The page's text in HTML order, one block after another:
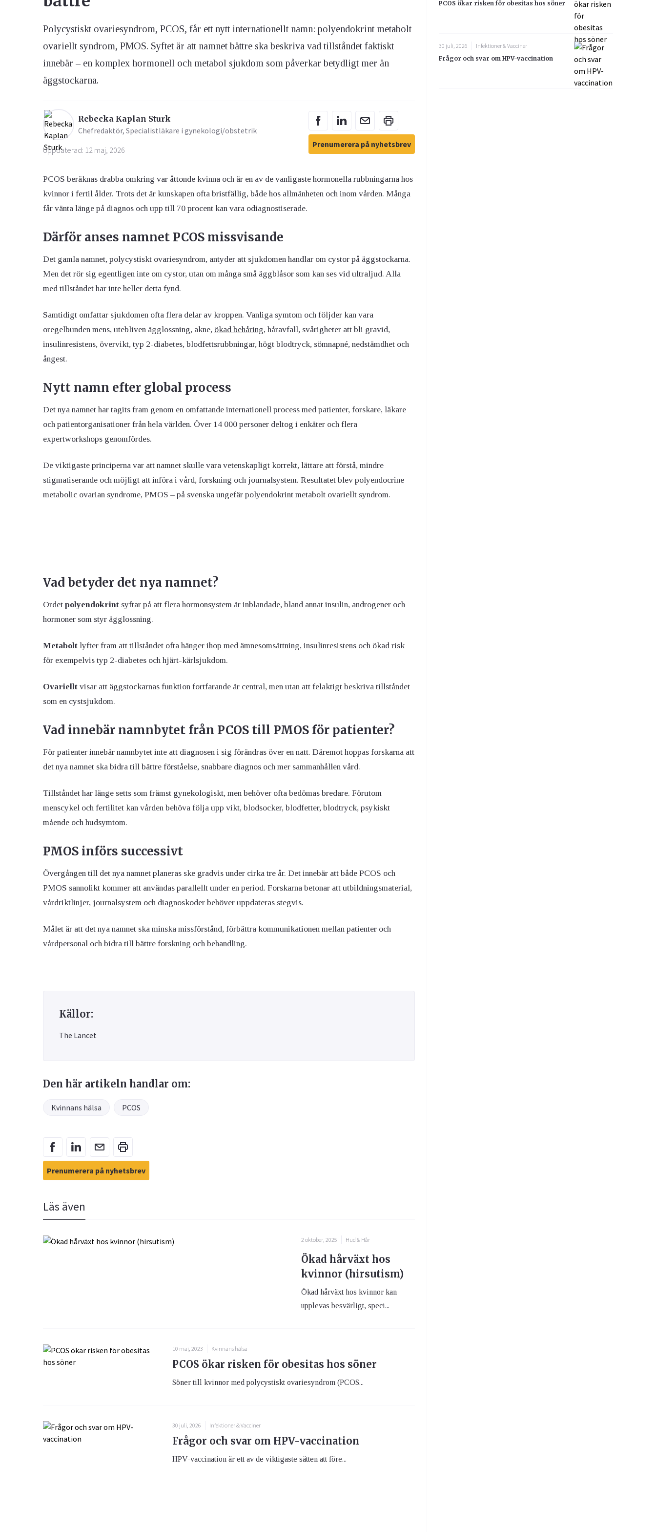
Ögon & Öron
Övervikt
Polycystiskt ovariesyndrom, PCOS, får ett nytt internationellt namn: polyendokrint metabolt
ovariellt syndrom, PMOS. Syftet är att namnet bättre ska beskriva vad tillståndet faktiskt
innebär – en komplex hormonell och metabol sjukdom som påverkar betydligt mer än
äggstockarna.
Rebecka Kaplan Sturk
Chefredaktör, Specialistläkare i gynekologi/obstetrik
Uppdaterad: 12 maj, 2026
Prenumerera på nyhetsbrev
PCOS beräknas drabba omkring var åttonde kvinna och är en av de vanligaste hormonella rubbningarna hos
kvinnor i fertil ålder. Trots det är kunskapen ofta bristfällig, både hos allmänheten och inom vården. Många
får vänta länge på diagnos och upp till 70 procent kan vara odiagnostiserade.
Därför anses namnet PCOS missvisande
Det gamla namnet, polycystiskt ovariesyndrom, antyder att sjukdomen handlar om cystor på äggstockarna.
Men det rör sig egentligen inte om cystor, utan om många små äggblåsor som kan ses vid ultraljud. Alla
med tillståndet har inte heller detta fynd.
Samtidigt omfattar sjukdomen ofta flera delar av kroppen. Vanliga symtom och följder kan vara
oregelbunden mens, utebliven ägglossning, akne, ökad behåring, håravfall, svårigheter att bli gravid,
insulinresistens, övervikt, typ 2-diabetes, blodfettsrubbningar, högt blodtryck, sömnapné, nedstämdhet och
ångest.
Nytt namn efter global process
Det nya namnet har tagits fram genom en omfattande internationell process med patienter, forskare, läkare
och patientorganisationer från hela världen. Över 14 000 personer deltog i enkäter och flera
expertworkshops genomfördes.
De viktigaste principerna var att namnet skulle vara vetenskapligt korrekt, lättare att förstå, mindre
stigmatiserande och möjligt att införa i vård, forskning och journalsystem. Resultatet blev polyendocrine
metabolic ovarian syndrome, PMOS – på svenska ungefär polyendokrint metabolt ovariellt syndrom.
Vad betyder det nya namnet?
Ordet polyendokrint syftar på att flera hormonsystem är inblandade, bland annat insulin, androgener och
hormoner som styr ägglossning.
Metabolt lyfter fram att tillståndet ofta hänger ihop med ämnesomsättning, insulinresistens och ökad risk
för exempelvis typ 2-diabetes och hjärt-kärlsjukdom.
Ovariellt visar att äggstockarnas funktion fortfarande är central, men utan att felaktigt beskriva tillståndet
som en cystsjukdom.
Vad innebär namnbytet från PCOS till PMOS för patienter?
För patienter innebär namnbytet inte att diagnosen i sig förändras över en natt. Däremot hoppas forskarna att
det nya namnet ska bidra till bättre förståelse, snabbare diagnos och mer sammanhållen vård.
Tillståndet har länge setts som främst gynekologiskt, men behöver ofta bedömas bredare. Förutom
menscykel och fertilitet kan vården behöva följa upp vikt, blodsocker, blodfetter, blodtryck, psykiskt
mående och hudsymtom.
PMOS införs successivt
Övergången till det nya namnet planeras ske gradvis under cirka tre år. Det innebär att både PCOS och
PMOS sannolikt kommer att användas parallellt under en period. Forskarna betonar att utbildningsmaterial,
vårdriktlinjer, journalsystem och diagnoskoder behöver uppdateras stegvis.
Målet är att det nya namnet ska minska missförstånd, förbättra kommunikationen mellan patienter och
vårdpersonal och bidra till bättre forskning och behandling.
Källor:
The Lancet
Den här artikeln handlar om:
Kvinnans hälsa PCOS
Prenumerera på nyhetsbrev
Läs även
2 oktober, 2025 Hud & Hår
Ökad hårväxt hos
kvinnor (hirsutism)
Ökad hårväxt hos kvinnor kan
upplevas besvärligt, speci...
10 maj, 2023 Kvinnans hälsa
PCOS ökar risken för obesitas hos söner
Söner till kvinnor med polycystiskt ovariesyndrom (PCOS...
30 juli, 2026 Infektioner & Vacciner
Frågor och svar om HPV-vaccination
HPV-vaccination är ett av de viktigaste sätten att före...
PCOS ökar risken för obesitas hos söner
30 juli, 2026
Infektioner & Vacciner
Frågor och svar om HPV-vaccination